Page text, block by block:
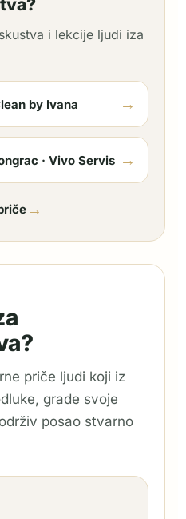
i lekcije ljudi iza
by Ivana →
· Vivo Servis →
→
priče ljudi koji iz
grade svoje
posao stvarno